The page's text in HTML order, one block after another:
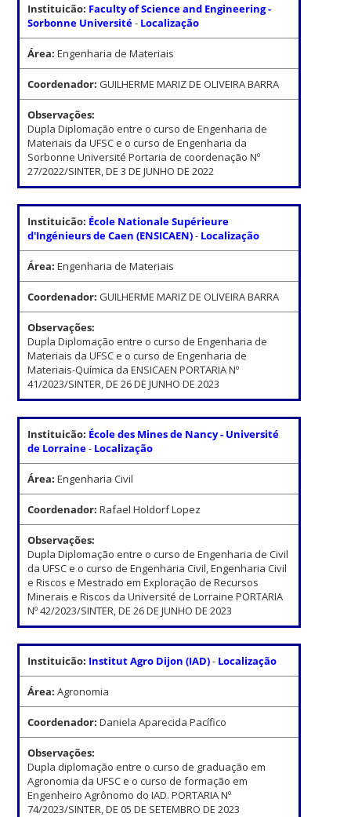
Instituicão: Faculty of Science and Engineering -
Sorbonne Université- Localização
Área:Engenharia de Materiais
Coordenador:GUILHERME MARIZ DE OLIVEIRA BARRA
Observações:
Dupla Diplomação entre o curso de Engenharia de
Materiais da UFSC e o curso de Engenharia da
Sorbonne Université Portaria de coordenação Nº
27/2022/SINTER, DE 3 DE JUNHO DE 2022
Instituicão: École Nationale Supérieure
d'Ingénieurs de Caen (ENSICAEN)- Localização
Área:Engenharia de Materiais
Coordenador:GUILHERME MARIZ DE OLIVEIRA BARRA
Observações:
Dupla Diplomação entre o curso de Engenharia de
Materiais da UFSC e o curso de Engenharia de
Materiais-Química da ENSICAEN PORTARIA Nº
41/2023/SINTER, DE 26 DE JUNHO DE 2023
Instituicão: École des Mines de Nancy - Université
de Lorraine- Localização
Área:Engenharia Civil
Coordenador:Rafael Holdorf Lopez
Observações:
Dupla Diplomação entre o curso de Engenharia de Civil
da UFSC e o curso de Engenharia Civil, Engenharia Civil
e Riscos e Mestrado em Exploração de Recursos
Minerais e Riscos da Université de Lorraine PORTARIA
Nº 42/2023/SINTER, DE 26 DE JUNHO DE 2023
Instituicão: Institut Agro Dijon (IAD)- Localização
Área:Agronomia
Coordenador:Daniela Aparecida Pacífico
Observações:
Dupla diplomação entre o curso de graduação em
Agronomia da UFSC e o curso de formação em
Engenheiro Agrônomo do IAD. PORTARIA Nº
74/2023/SINTER, DE 05 DE SETEMBRO DE 2023